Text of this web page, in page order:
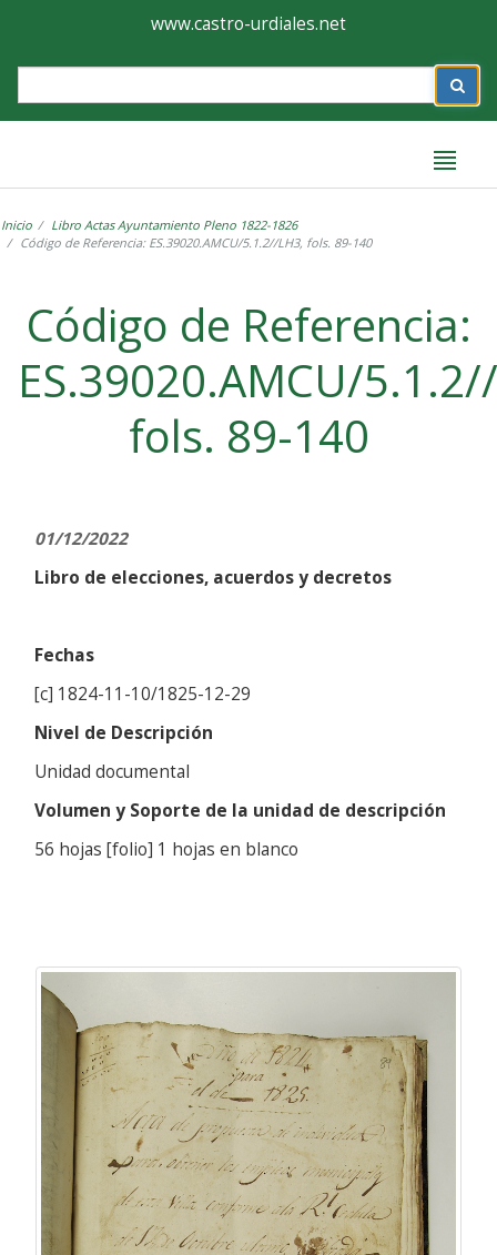
Ayuntamiento
de
Castro-
www.castro-urdiales.net
Inicio
Libro Actas Ayuntamiento Pleno 1822-1826
Código de Referencia: ES.39020.AMCU/5.1.2//LH3, fols. 89-140
Código de Referencia:
ES.39020.AMCU/
fols. 89-140
01/12/2022
Libro de elecciones, acuerdos y decretos
Fechas
[c] 1824-11-10/1825-12-29
Nivel de Descripción
Unidad documental
Volumen y Soporte de la unidad de descripción
56 hojas [folio] 1 hojas en blanco